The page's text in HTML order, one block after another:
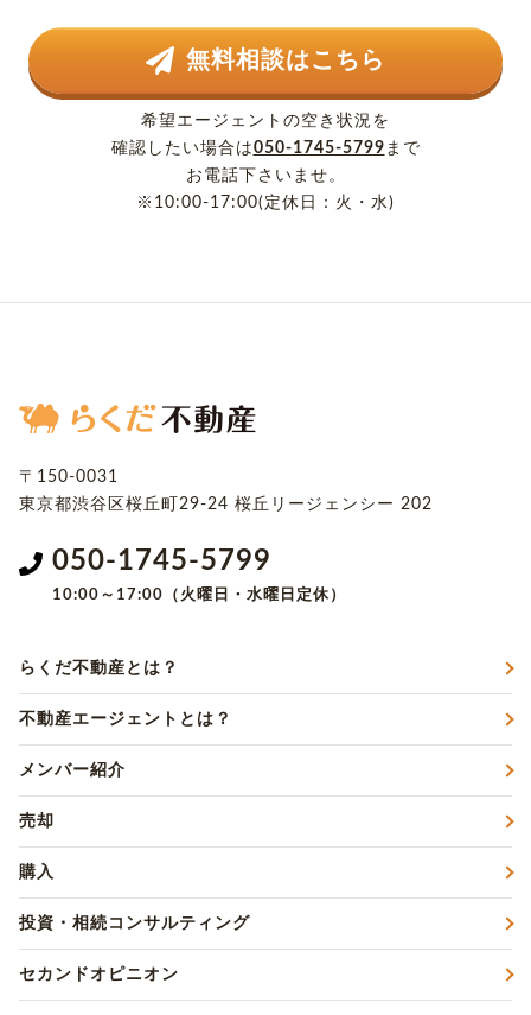
無料相談はこちら
希望エージェントの空き状況を
確認したい場合は050-1745-5799 まで
お電話下さいませ。
※10:00-17:00(定休日：火・水)
〒150-0031
東京都渋谷区桜丘町29-24 桜丘リージェンシー 202
050-1745-5799
10:00～17:00（火曜日・水曜日定休）
らくだ不動産とは？
不動産エージェントとは？
メンバー紹介
売却
購入
投資・相続コンサルティング
セカンドオピニオン